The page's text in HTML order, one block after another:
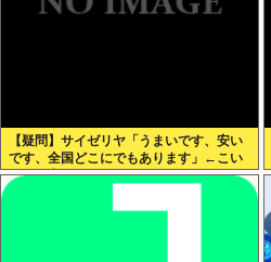
【疑問】サイゼリヤ「うまいです、安い
です、全国どこにでもあります」←こい
つの弱点